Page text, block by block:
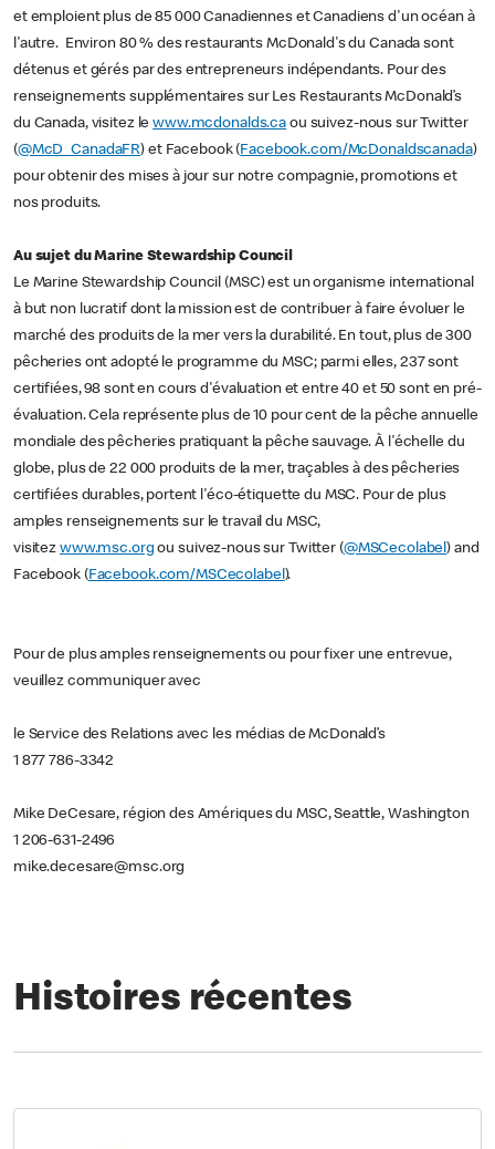
et emploient plus de 85 000 Canadiennes et Canadiens d'un océan à
l'autre. Environ 80 % des restaurants McDonald's du Canada sont
détenus et gérés par des entrepreneurs indépendants. Pour des
renseignements supplémentaires sur Les Restaurants McDonald’s
du Canada, visitez lewww.mcdonalds.ca ou suivez-nous sur Twitter
(@McD_CanadaFR) et Facebook ( Facebook.com/McDonaldscanada)
pour obtenir des mises à jour sur notre compagnie, promotions et
nos produits.
Au sujet du Marine Stewardship Council
Le Marine Stewardship Council (MSC) est un organisme international
à but non lucratif dont la mission est de contribuer à faire évoluer le
marché des produits de la mer vers la durabilité. En tout, plus de 300
pêcheries ont adopté le programme du MSC; parmi elles, 237 sont
certifiées, 98 sont en cours d'évaluation et entre 40 et 50 sont en pré-
évaluation. Cela représente plus de 10 pour cent de la pêche annuelle
mondiale des pêcheries pratiquant la pêche sauvage. À l'échelle du
globe, plus de 22 000 produits de la mer, traçables à des pêcheries
certifiées durables, portent l'éco-étiquette du MSC. Pour de plus
amples renseignements sur le travail du MSC,
visitez www.msc.org ou suivez-nous sur Twitter (@MSCecolabel ) and
Facebook ( Facebook.com/MSCecolabel ).
Pour de plus amples renseignements ou pour fixer une entrevue,
veuillez communiquer avec
le Service des Relations avec les médias de McDonald’s
1 877 786-3342
Mike DeCesare, région des Amériques du MSC, Seattle, Washington
1 206-631-2496
mike.decesare@msc.org
Histoires récentes